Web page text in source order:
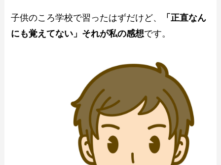
子供のころ学校で習ったはずだけど、
「正直なん
にも覚えてない」それが私の感想です。